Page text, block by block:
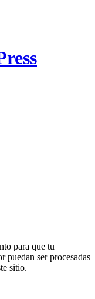
para que tu
puedan ser procesadas
sitio.